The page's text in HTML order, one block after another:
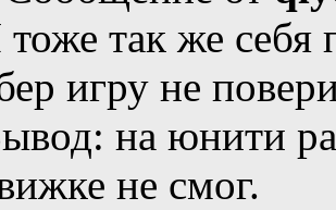
так же
игру не
на юнити
не смог.